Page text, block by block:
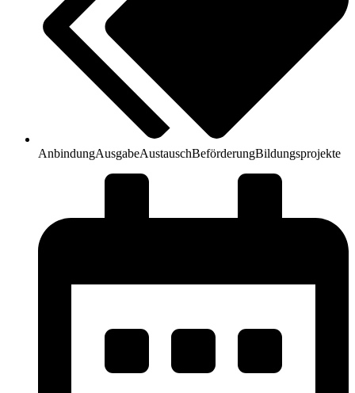
AnbindungAusgabeAustauschBeförderungBildungsprojekte